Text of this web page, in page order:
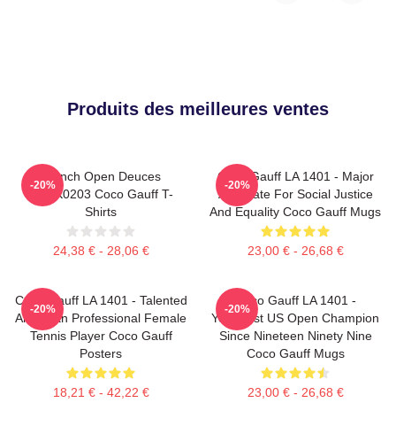
Produits des meilleures ventes
French Open Deuces
DTNK0203 Coco Gauff T-
Shirts
24,38 € - 28,06 €
-20%
Coco Gauff LA 1401 - Major
Advocate For Social Justice
And Equality Coco Gauff Mugs
23,00 € - 26,68 €
-20%
Coco Gauff LA 1401 - Talented
American Professional Female
Tennis Player Coco Gauff
Posters
18,21 € - 42,22 €
-20%
Coco Gauff LA 1401 -
Youngest US Open Champion
Since Nineteen Ninety Nine
Coco Gauff Mugs
23,00 € - 26,68 €
-20%